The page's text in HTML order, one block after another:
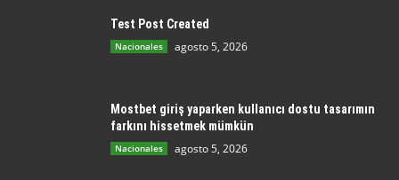
Test Post Created
Nacionales agosto 5, 2026
Mostbet giriş yaparken kullanıcı dostu tasarımın
farkını hissetmek mümkün
Nacionales agosto 5, 2026